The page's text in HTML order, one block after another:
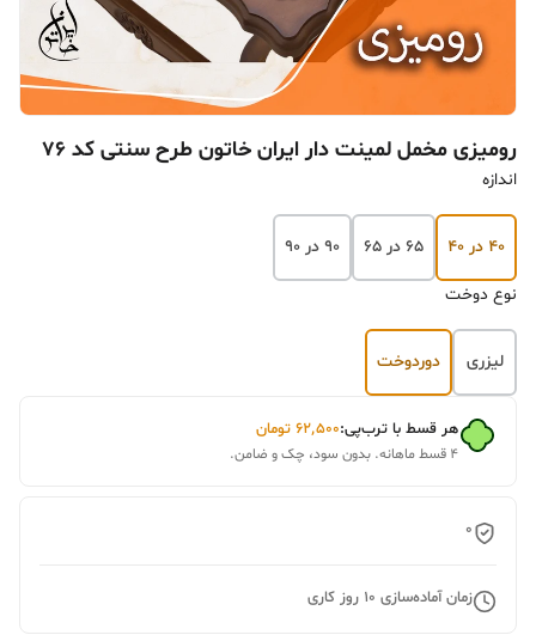
رومیزی مخمل لمینت دار ایران خاتون طرح سنتی کد 76
اندازه
۴۰ در ۴۰ ۶۵ در ۶۵ ۹۰ در ۹۰
نوع دوخت
لیزری دوردوخت
هر قسط با ترب‌پی:۶۲٬۵۰۰ تومان
۴ قسط ماهانه. بدون سود، چک و ضامن.
0
زمان آماده‌سازی 10 روز کاری